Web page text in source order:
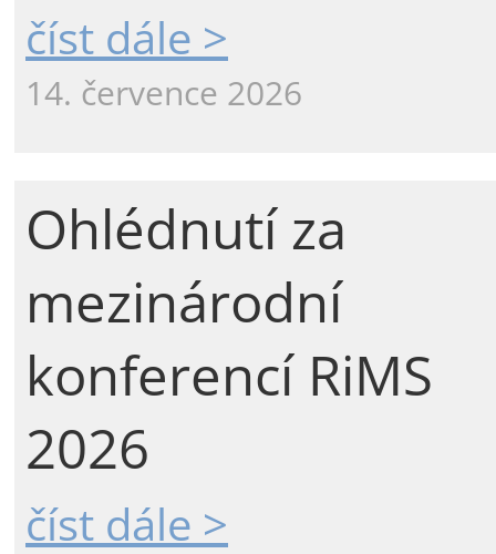
číst dále >
14. července 2026
Ohlédnutí za
mezinárodní
konferencí RiMS
2026
číst dále >